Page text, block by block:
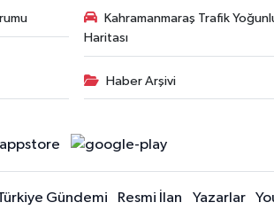
Kahramanmaraş Trafik
Haritası
Haber Arşivi
Gündemi Resmi İlan Yazarlar